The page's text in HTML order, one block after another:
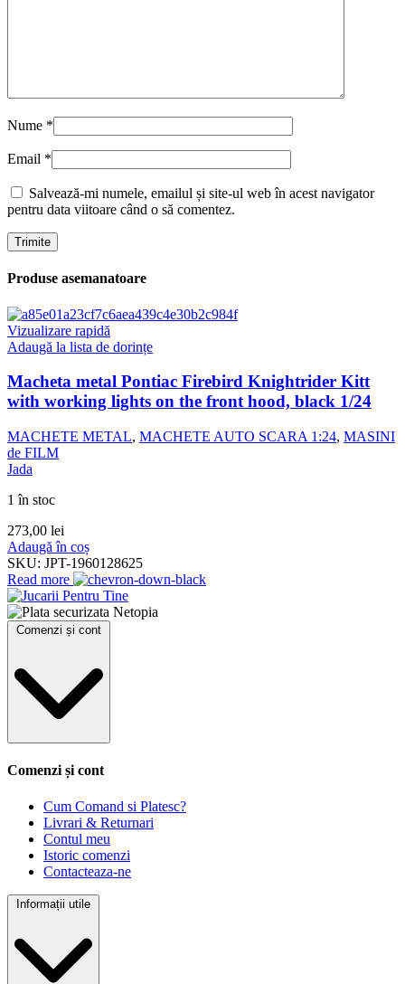
Nume *
Email *
Salvează-mi numele, emailul și site-ul web în acest navigator
pentru data viitoare când o să comentez.
Produse asemanatoare
Vizualizare rapidă
Adaugă la lista de dorințe
Macheta metal Pontiac Firebird Knightrider Kitt
with working lights on the front hood, black 1/24
MACHETE METAL, MACHETE AUTO SCARA 1:24, MASINI
de FILM
Jada
1 în stoc
273,00 lei
Adaugă în coș
SKU: JPT-1960128625
Read more
Comenzi și cont
Comenzi și cont
Cum Comand si Platesc?
Livrari & Returnari
Contul meu
Istoric comenzi
Contacteaza-ne
Informații utile